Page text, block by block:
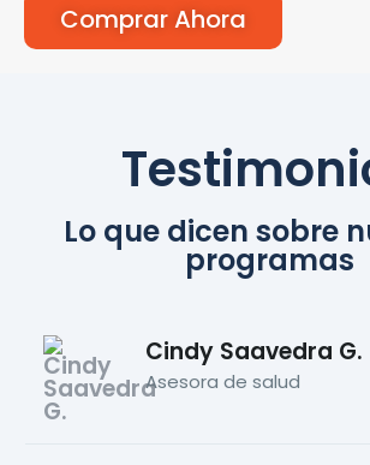
Comprar Ahora
Lo que dicen sobre
programas
Cindy Saavedra G.
Asesora de salud